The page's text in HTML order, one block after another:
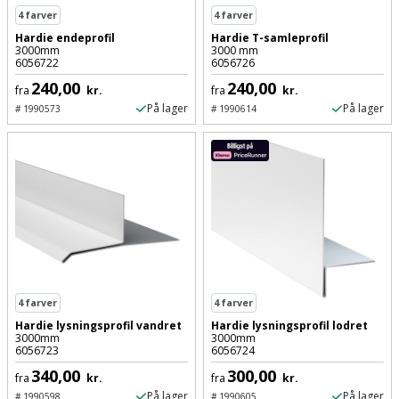
Sternbeklædning
Tag
og
tagplader
Terrasseopklodsning
Tråd
Træ
Vinduer
Palleløfter
Polsøger
Profilsaks
Reb
og
Renseservietter
og
Sækkelukker
Saks
Industristøvsuger
Kantfræser
Kantlimer
Kantlimertilbehør
Kap-
Kerneboremaskine
Klammepistol
Klippeværktøj
Kombokit
Højbede
Højtaler
Hylder
Jagt
og
Klæbesøm
Køkkenudstyr
4farver
Hardie endeprofil
3000mm
6056722
fra 240,00 kr.
#1990573 På lager
4farver
Hardie T-samleprofil
3000 mm
6056726
fra 240,00 kr.
#1990614 På lager
4farver
Hardie lysningsprofil vandret
3000mm
6056723
fra 340,00 kr.
4farver
Hardie lysningsprofil lodret
3000mm
6056724
fra 300,00 kr.